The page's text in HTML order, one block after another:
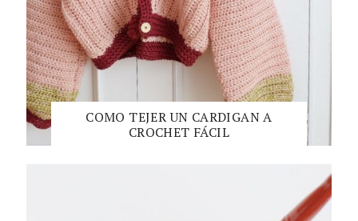
COMO TEJER UN CARDIGAN A
CROCHET FÁCIL